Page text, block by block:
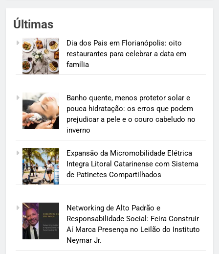
Últimas
Dia dos Pais em Florianópolis: oito
restaurantes para celebrar a data em
família
Banho quente, menos protetor solar e
pouca hidratação: os erros que podem
prejudicar a pele e o couro cabeludo no
inverno
Expansão da Micromobilidade Elétrica
Integra Litoral Catarinense com Sistema
de Patinetes Compartilhados
Networking de Alto Padrão e
Responsabilidade Social: Feira Construir
Aí Marca Presença no Leilão do Instituto
Neymar Jr.